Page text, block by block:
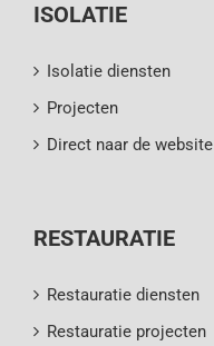
ISOLATIE
Isolatie diensten
Projecten
Direct naar de website
RESTAURATIE
Restauratie diensten
Restauratie projecten